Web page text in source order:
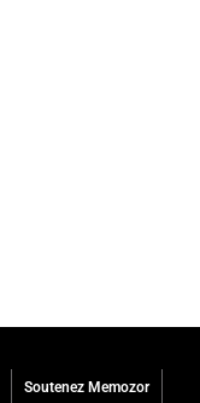
Soutenez Memozor